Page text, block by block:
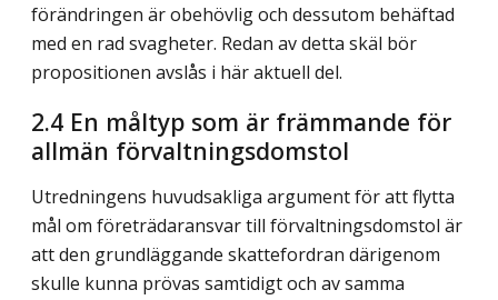
förändringen är obehövlig och dessutom behäftad
med en rad svagheter. Redan av detta skäl bör
propositionen avslås i här aktuell del.
2.4 En måltyp som är främmande för
allmän förvaltningsdomstol
Utredningens huvudsakliga argument för att flytta
mål om företrädaransvar till förvaltningsdomstol är
att den grundläggande skattefordran därigenom
skulle kunna prövas samtidigt och av samma